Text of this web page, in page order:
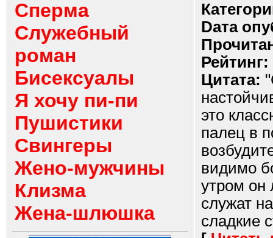
Сперма
Служебный
роман
Бисексуалы
Я хочу пи-пи
Пушистики
Свингеры
Жено-мужчины
Клизма
Жена-шлюшка
Dата
Рейтинг:
Цитата:
это
палец в
видимо
утром он
служат
сладкие